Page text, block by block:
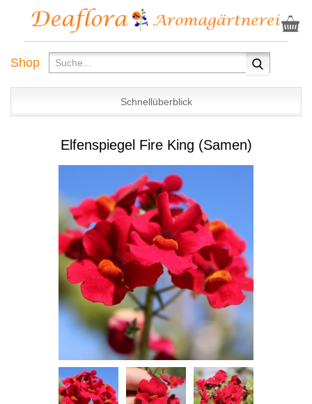
Shop
Schnellüberblick
Elfenspiegel Fire King (Samen)